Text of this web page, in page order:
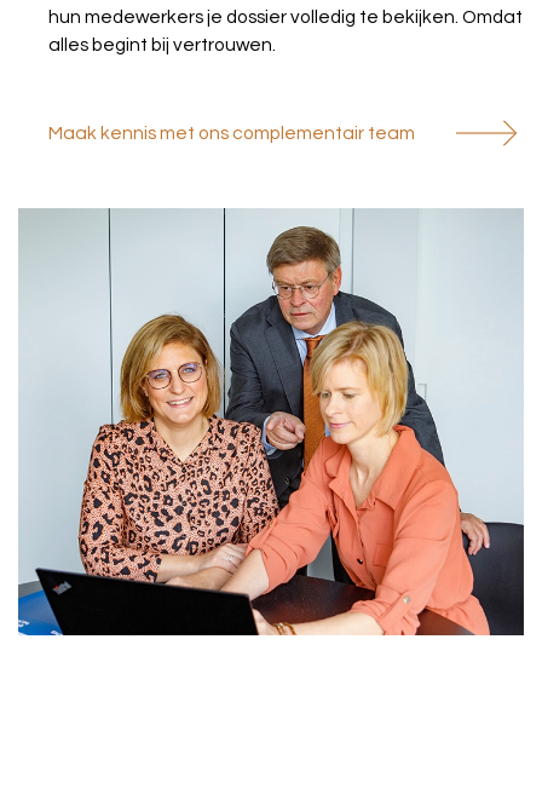
hun medewerkers je dossier volledig te bekijken. Omdat
alles begint bij vertrouwen.
Maak kennis met ons complementair team